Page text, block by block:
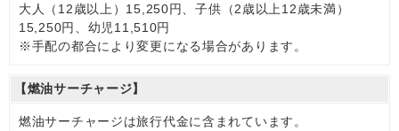
大人（12歳以上）15,250円、子供（2歳以上12歳未満）
15,250円、幼児11,510円
※手配の都合により変更になる場合があります。
【燃油サーチャージ】
燃油サーチャージは旅行代金に含まれています。